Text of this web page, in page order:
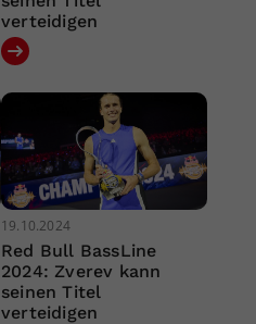
verteidigen
19.10.2024
Red Bull BassLine
2024: Zverev kann
seinen Titel
verteidigen